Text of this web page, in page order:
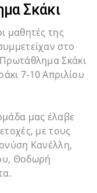
Σκάκι
μαθητές της
στο
Σκάκι
7-10 Απριλίου
μας έλαβε
με τους
Κανέλλη,
Θοδωρή